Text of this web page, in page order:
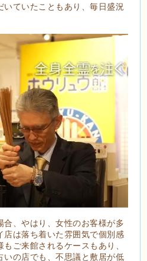
いていたこともあり、毎日盛況
、やはり、女性のお客様が多
店は落ち着いた雰囲気で個別感
ご来館されるケースもあり、
いの店でも、不思議と敷居が低